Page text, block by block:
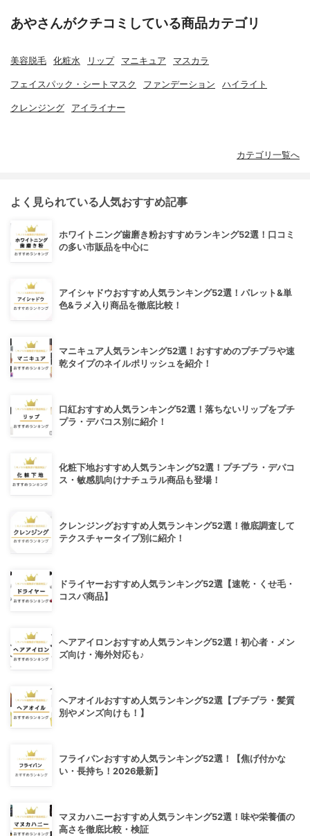
あやさんがクチコミしている商品カテゴリ
美容脱毛 化粧水 リップ マニキュア マスカラ
フェイスパック・シートマスク ファンデーション ハイライト
クレンジング アイライナー
カテゴリ一覧へ
よく見られている人気おすすめ記事
ホワイトニング歯磨き粉おすすめランキング52選！口コミ
の多い市販品を中心に
アイシャドウおすすめ人気ランキング52選！パレット&単
色&ラメ入り商品を徹底比較！
マニキュア人気ランキング52選！おすすめのプチプラや速
乾タイプのネイルポリッシュを紹介！
口紅おすすめ人気ランキング52選！落ちないリップをプチ
プラ・デパコス別に紹介！
化粧下地おすすめ人気ランキング52選！プチプラ・デパコ
ス・敏感肌向けナチュラル商品も登場！
クレンジングおすすめ人気ランキング52選！徹底調査して
テクスチャータイプ別に紹介！
ドライヤーおすすめ人気ランキング52選【速乾・くせ毛・
コスパ商品】
ヘアアイロンおすすめ人気ランキング52選！初心者・メン
ズ向け・海外対応も♪
ヘアオイルおすすめ人気ランキング52選【プチプラ・髪質
別やメンズ向けも！】
フライパンおすすめ人気ランキング52選！【焦げ付かな
い・長持ち！2026最新】
マヌカハニーおすすめ人気ランキング52選！味や栄養価の
高さを徹底比較・検証